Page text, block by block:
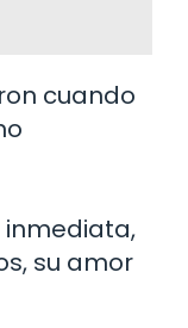
cuando
inmediata,
su amor